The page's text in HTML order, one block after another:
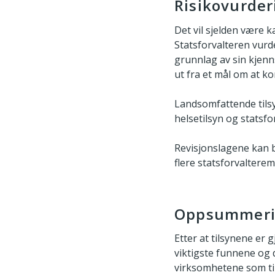
Det vil sjelden være
Statsforvalteren
grunnlag av sin
ut fra et mål om at
Landsomfattende
helsetilsyn og
Revisjonslagene
flere
Etter at tilsynene er
viktigste funnene og
virksomhetene som